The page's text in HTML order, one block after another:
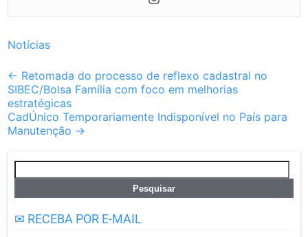
Notícias
Post
navigation
← Retomada do processo de reflexo cadastral no
SIBEC/Bolsa Família com foco em melhorias
estratégicas
CadÚnico Temporariamente Indisponível no País para
Manutenção →
por:
✉ RECEBA POR E-MAIL